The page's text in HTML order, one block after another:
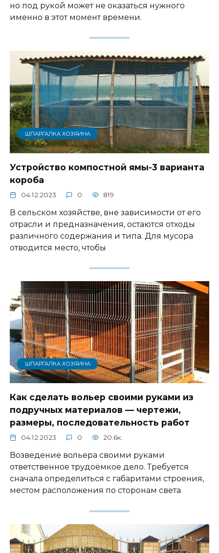
но под рукой может не оказаться нужного
именно в этот момент времени.
ШПАРГАЛКА ХОЗЯИНА
Устройство компостной ямы-3 варианта
короба
04.12.2023 0 819
В сельском хозяйстве, вне зависимости от его
отрасли и предназначения, остаются отходы
различного содержания и типа. Для мусора
отводится место, чтобы
ШПАРГАЛКА ХОЗЯИНА
Как сделать вольер своими руками из
подручных материалов — чертежи,
размеры, последовательность работ
04.12.2023 0 20.6к.
Возведение вольера своими руками
ответственное трудоёмкое дело. Требуется
сначала определиться с габаритами строения,
местом расположения по сторонам света